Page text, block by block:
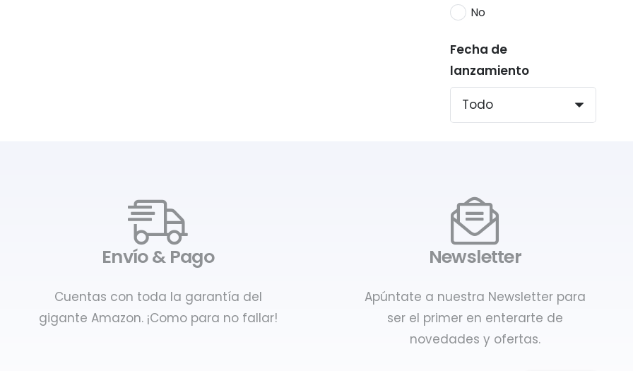
No
Fecha de
lanzamiento
Envío & Pago
Cuentas con toda la garantía del
gigante Amazon. ¡Como para no fallar!
Newsletter
Apúntate a nuestra Newsletter para
ser el primer en enterarte de
novedades y ofertas.